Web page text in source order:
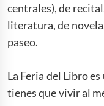
centrales), de
literatura, de
paseo.
La Feria del Libro
tienes que vivir al